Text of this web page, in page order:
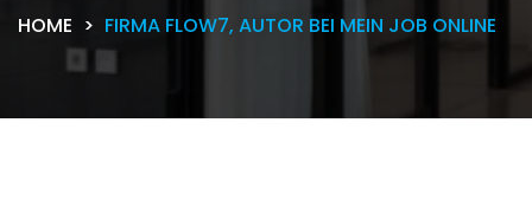
HOME FIRMA FLOW7, AUTOR BEI MEIN JOB ONLINE